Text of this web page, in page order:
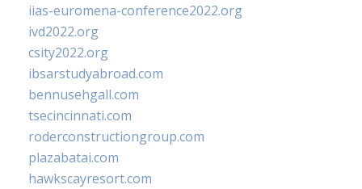
iias-euromena-conference2022.org
ivd2022.org
csity2022.org
ibsarstudyabroad.com
bennusehgall.com
tsecincinnati.com
roderconstructiongroup.com
plazabatai.com
hawkscayresort.com